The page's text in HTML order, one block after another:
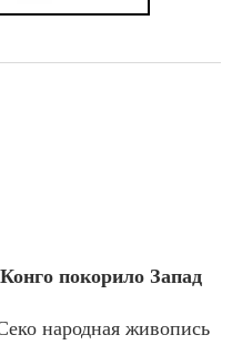
покорило Запад
народная живопись